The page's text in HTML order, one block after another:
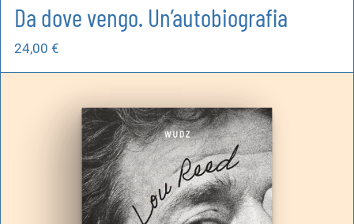
Da dove vengo. Un’autobiografia
24,00 €